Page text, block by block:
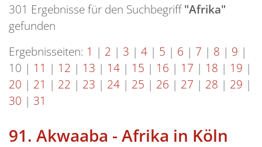
301 Ergebnisse für den Suchbegriff"Afrika"
gefunden
Ergebnisseiten: 1 | 2 | 3 | 4 | 5 | 6 | 7 | 8 | 9 |
10 | 11 | 12 | 13 | 14 | 15 | 16 | 17 | 18 | 19 |
20 | 21 | 22 | 23 | 24 | 25 | 26 | 27 | 28 | 29 |
30 | 31
91. Akwaaba - Afrika in Köln